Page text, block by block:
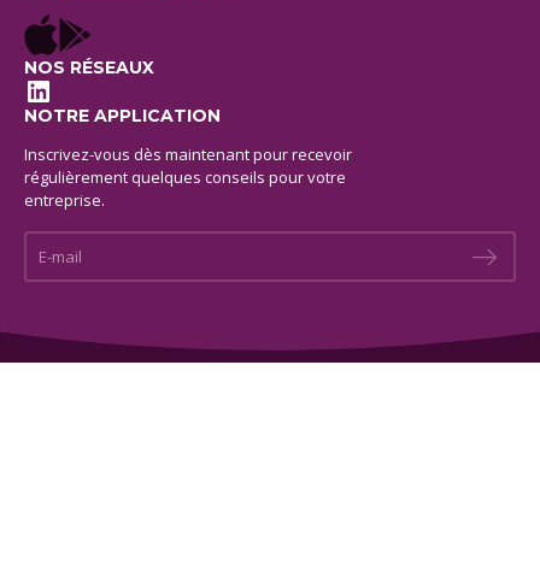
NOS RÉSEAUX
LinkedIn
NOTRE APPLICATION
Inscrivez-vous dès maintenant pour recevoir
régulièrement quelques conseils pour votre
entreprise.